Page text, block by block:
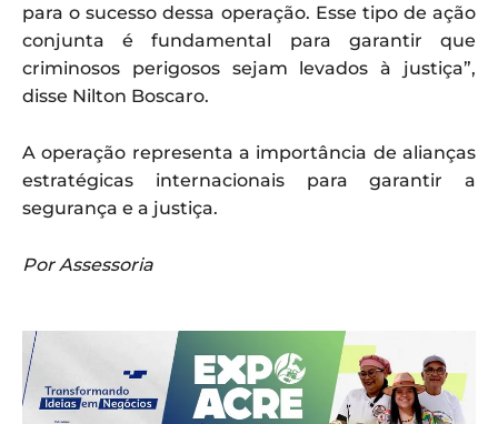
para o sucesso dessa operação. Esse tipo de ação
conjunta é fundamental para garantir que
criminosos perigosos sejam levados à justiça”,
disse Nilton Boscaro.
A operação representa a importância de alianças
estratégicas internacionais para garantir a
segurança e a justiça.
Por Assessoria